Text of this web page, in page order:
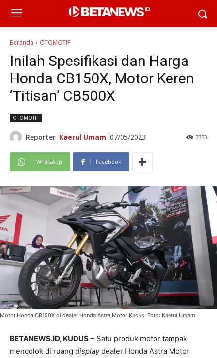
Beranda OTOMOTIF
Inilah Spesifikasi dan Harga
Honda CB150X, Motor Keren
‘Titisan’ CB500X
OTOMOTIF
Reporter Kaerul Umam 07/05/2023 3353
WhatsApp Facebook
Motor Honda CB150X di dealer Honda Astra Motor Kudus. Foto: Kaerul Umam
BETANEWS.ID, KUDUS – Satu produk motor tampak
mencolok di ruang displaydealer Honda Astra Motor